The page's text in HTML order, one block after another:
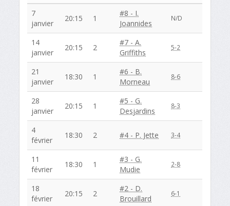
7
janvier
20:15 1
#8 - I.
Joannides
N/D
14
janvier
20:15 2
#7 - A.
Griffiths
5-2
21
janvier
18:30 1
#6 - B.
Morneau
8-6
28
janvier
20:15 1
#5 - G.
Desjardins
8-3
4
février
18:30 2 #4 - P. Jette 3-4
11
février
18:30 1
#3 - G.
Mudie
2-8
18
février
20:15 2
#2 - D.
Brouillard
6-1